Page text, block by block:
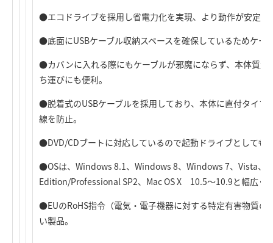
●エコドライブを採用し省電力化を実現、より動作が安定。
●底面にUSBケーブル収納スペースを確保しているためケー
●カバンに入れる際にもケーブルが邪魔にならず、本体質量
ち運びにも便利。
●脱着式のUSBケーブルを採用しており、本体に直付タイプ
線を防止。
●DVD/CDブートに対応しているので起動ドライブとしても
●OSは、Windows 8.1、Windows 8、Windows 7、Vista、
Edition/Professional SP2、Mac OS X 10.5～10.9と幅広く
●EUのRoHS指令（電気・電子機器に対する特定有害物質の
い製品。